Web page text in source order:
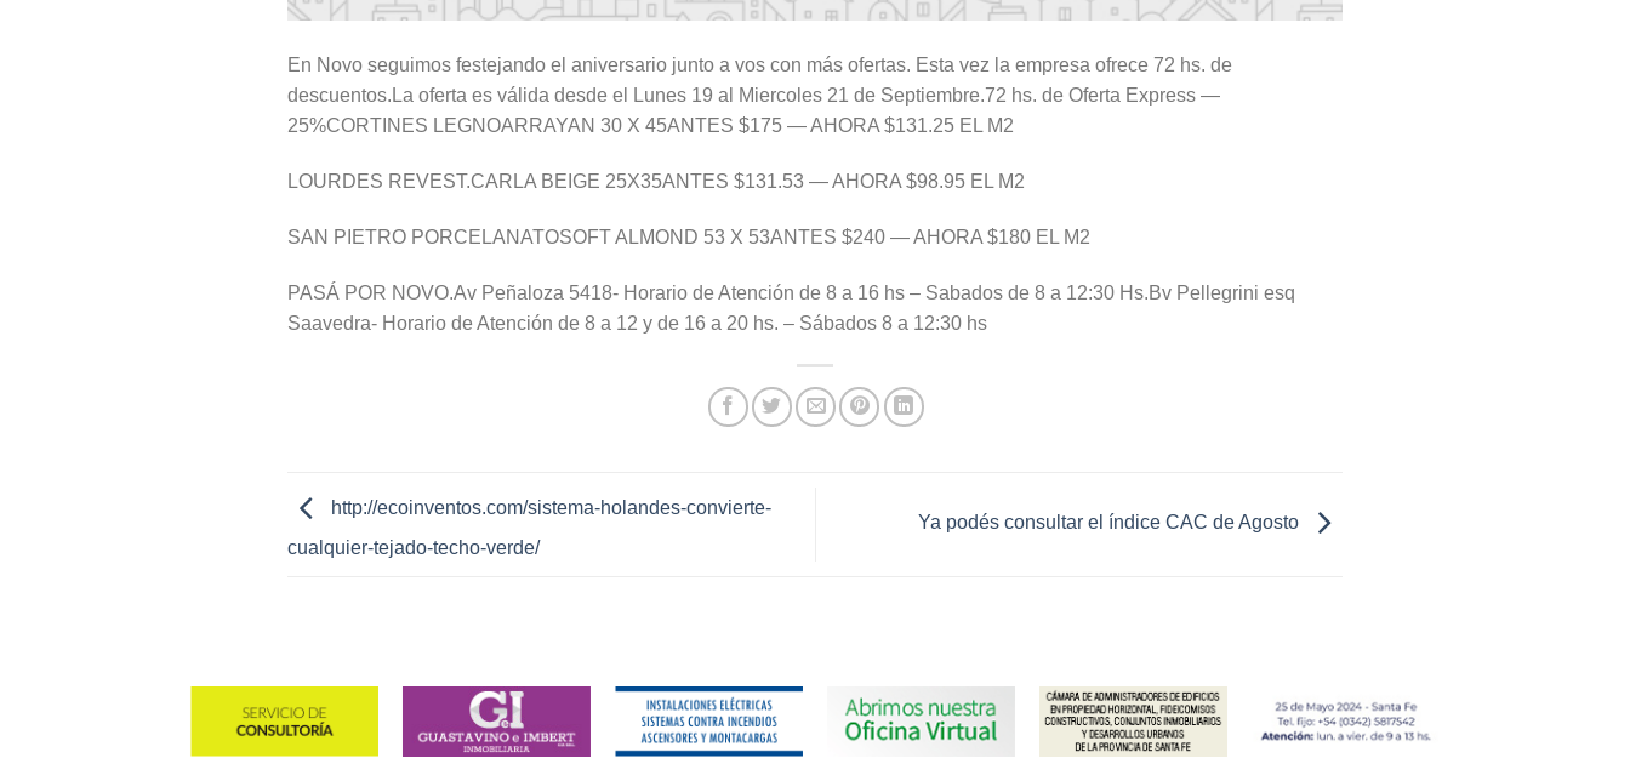
En Novo seguimos festejando el aniversario junto a vos con más ofertas. Esta vez la empresa ofrece 72 hs. de
descuentos.La oferta es válida desde el Lunes 19 al Miercoles 21 de Septiembre.72 hs. de Oferta Express —
25%CORTINES LEGNOARRAYAN 30 X 45ANTES $175 — AHORA $131.25 EL M2
LOURDES REVEST.CARLA BEIGE 25X35ANTES $131.53 — AHORA $98.95 EL M2
SAN PIETRO PORCELANATOSOFT ALMOND 53 X 53ANTES $240 — AHORA $180 EL M2
PASÁ POR NOVO.Av Peñaloza 5418- Horario de Atención de 8 a 16 hs – Sabados de 8 a 12:30 Hs.Bv Pellegrini esq
Saavedra- Horario de Atención de 8 a 12 y de 16 a 20 hs. – Sábados 8 a 12:30 hs
http://ecoinventos.com/sistema-holandes-convierte-
cualquier-tejado-techo-verde/
Ya podés consultar el índice CAC de Agosto